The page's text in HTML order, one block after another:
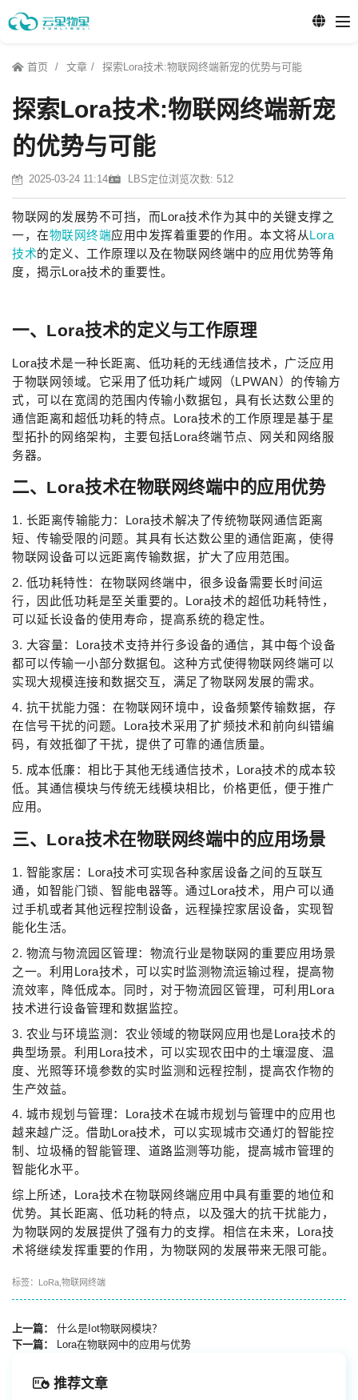
首页 文章 探索Lora技术:物联网终端新宠的优势与可能
探索Lora技术:物联网终端新宠
的优势与可能
2025-03-24 11:14 LBS定位浏览次数: 512
物联网的发展势不可挡，而Lora技术作为其中的关键支撑之
一，在物联网终端应用中发挥着重要的作用。本文将从 Lora
技术的定义、工作原理以及在物联网终端中的应用优势等角
度，揭示Lora技术的重要性。
一、Lora技术的定义与工作原理
Lora技术是一种长距离、低功耗的无线通信技术，广泛应用
于物联网领域。它采用了低功耗广域网（LPWAN）的传输方
式，可以在宽阔的范围内传输小数据包，具有长达数公里的
通信距离和超低功耗的特点。Lora技术的工作原理是基于星
型拓扑的网络架构，主要包括Lora终端节点、网关和网络服
务器。
二、Lora技术在物联网终端中的应用优势
1. 长距离传输能力：Lora技术解决了传统物联网通信距离
短、传输受限的问题。其具有长达数公里的通信距离，使得
物联网设备可以远距离传输数据，扩大了应用范围。
2. 低功耗特性：在物联网终端中，很多设备需要长时间运
行，因此低功耗是至关重要的。Lora技术的超低功耗特性，
可以延长设备的使用寿命，提高系统的稳定性。
3. 大容量：Lora技术支持并行多设备的通信，其中每个设备
都可以传输一小部分数据包。这种方式使得物联网终端可以
实现大规模连接和数据交互，满足了物联网发展的需求。
4. 抗干扰能力强：在物联网环境中，设备频繁传输数据，存
在信号干扰的问题。Lora技术采用了扩频技术和前向纠错编
码，有效抵御了干扰，提供了可靠的通信质量。
5. 成本低廉：相比于其他无线通信技术，Lora技术的成本较
低。其通信模块与传统无线模块相比，价格更低，便于推广
应用。
三、Lora技术在物联网终端中的应用场景
1. 智能家居：Lora技术可实现各种家居设备之间的互联互
通，如智能门锁、智能电器等。通过Lora技术，用户可以通
过手机或者其他远程控制设备，远程操控家居设备，实现智
能化生活。
2. 物流与物流园区管理：物流行业是物联网的重要应用场景
之一。利用Lora技术，可以实时监测物流运输过程，提高物
流效率，降低成本。同时，对于物流园区管理，可利用Lora
技术进行设备管理和数据监控。
3. 农业与环境监测：农业领域的物联网应用也是Lora技术的
典型场景。利用Lora技术，可以实现农田中的土壤湿度、温
度、光照等环境参数的实时监测和远程控制，提高农作物的
生产效益。
4. 城市规划与管理：Lora技术在城市规划与管理中的应用也
越来越广泛。借助Lora技术，可以实现城市交通灯的智能控
制、垃圾桶的智能管理、道路监测等功能，提高城市管理的
智能化水平。
综上所述，Lora技术在物联网终端应用中具有重要的地位和
优势。其长距离、低功耗的特点，以及强大的抗干扰能力，
为物联网的发展提供了强有力的支撑。相信在未来，Lora技
术将继续发挥重要的作用，为物联网的发展带来无限可能。
标签： LoRa 物联网终端
上一篇：
什么是Iot物联网模块？
下一篇：
Lora在物联网中的应用与优势
推荐文章